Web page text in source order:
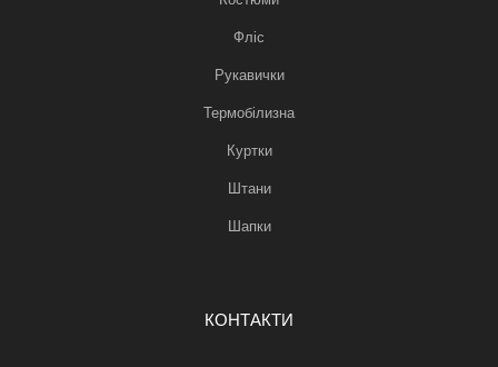
Фліс
Рукавички
Термобілизна
Куртки
Штани
Шапки
КОНТАКТИ